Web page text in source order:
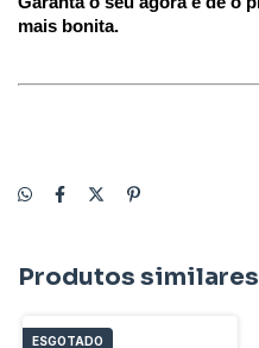
mais bonita.
Produtos similares
ESGOTADO